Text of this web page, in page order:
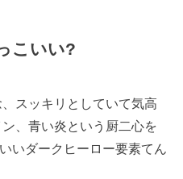
こいい?
スッキリとしていて気高
、青い炎という厨二心を
いダークヒーロー要素てん